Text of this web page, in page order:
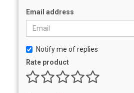
Email address
Notify me of replies
Rate product